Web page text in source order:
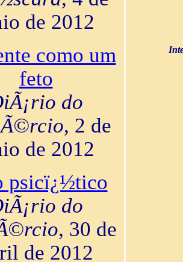
de 2012
como um
feto
do
, 2 de
de 2012
psicï¿½tico
do
, 30 de
de 2012